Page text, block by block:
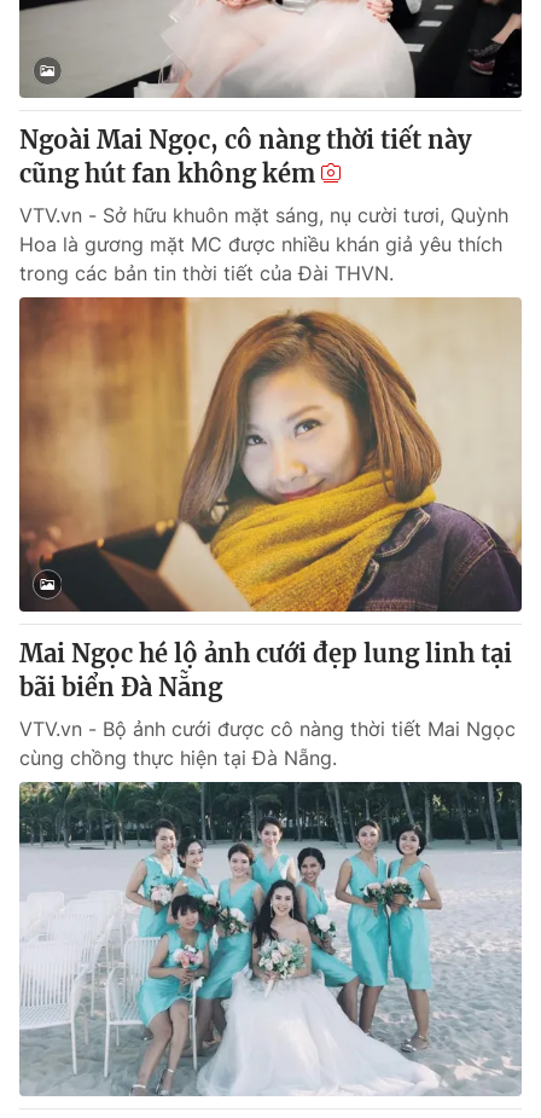
Thị trường 24h Tấm lòng Việt
VTV4 Vươn mình bằng AI
VTV9 VTV8
Liên hệ tòa soạn English
THỜI BÁO VTV
Cơ quan chủ quản:Đài Truyền hình Việt Nam
Cơ quan báo chí:Thời báo VTV
Giấy phép hoạt động báo in và báo điện tử số 483/GP-BTTTT
cấp ngày 29/12/2023
Tổng Biên tập: Vũ Thanh Thủy
Phó Tổng Biên tập:Nguyễn Thị Mỹ Hạnh, Phạm Quốc Thắng,
Tổng đài VTV:
024.38 355 931 - 024.38 355 932
Ðiện thoại Thời báo VTV:024.66 897 897
Email: toasoan@vtv.vn
Liên hệ quảng cáo:024-7300.7108
Ngoài Mai Ngọc, cô nàng thời tiết này
cũng hút fan không kém
VTV.vn - Sở hữu khuôn mặt sáng, nụ cười tươi, Quỳnh
Hoa là gương mặt MC được nhiều khán giả yêu thích
trong các bản tin thời tiết của Đài THVN.
Mai Ngọc hé lộ ảnh cưới đẹp lung linh tại
bãi biển Đà Nẵng
VTV.vn - Bộ ảnh cưới được cô nàng thời tiết Mai Ngọc
cùng chồng thực hiện tại Đà Nẵng.